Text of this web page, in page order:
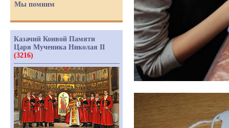
Мы помним
Казачий Конвой Памяти
Царя Мученика Николая II
(3216)